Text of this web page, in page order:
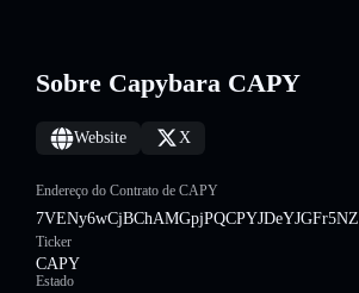
Sobre Capybara CAPY
Website X
Endereço do Contrato de CAPY
Ticker
CAPY
Estado